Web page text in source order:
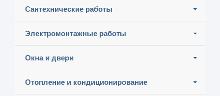
Сантехнические работы
Электромонтажные работы
Окна и двери
Отопление и кондиционирование